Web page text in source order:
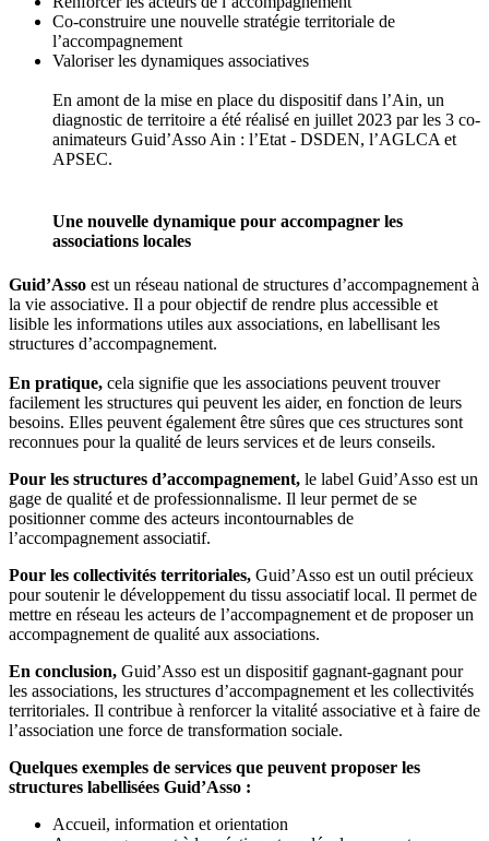
Co-construire une nouvelle stratégie territoriale de
l’accompagnement
Valoriser les dynamiques associatives
En amont de la mise en place du dispositif dans l’Ain, un
diagnostic de territoire a été réalisé en juillet 2023 par les 3 co-
animateurs Guid’Asso Ain : l’Etat - DSDEN, l’AGLCA et
APSEC.
Une nouvelle dynamique pour accompagner les
associations locales
Guid’Asso est un réseau national de structures d’accompagnement à
la vie associative. Il a pour objectif de rendre plus accessible et
lisible les informations utiles aux associations, en labellisant les
structures d’accompagnement.
En pratique, cela signifie que les associations peuvent trouver
facilement les structures qui peuvent les aider, en fonction de leurs
besoins. Elles peuvent également être sûres que ces structures sont
reconnues pour la qualité de leurs services et de leurs conseils.
Pour les structures d’accompagnement, le label Guid’Asso est un
gage de qualité et de professionnalisme. Il leur permet de se
positionner comme des acteurs incontournables de
l’accompagnement associatif.
Pour les collectivités territoriales, Guid’Asso est un outil précieux
pour soutenir le développement du tissu associatif local. Il permet de
mettre en réseau les acteurs de l’accompagnement et de proposer un
accompagnement de qualité aux associations.
En conclusion, Guid’Asso est un dispositif gagnant-gagnant pour
les associations, les structures d’accompagnement et les collectivités
territoriales. Il contribue à renforcer la vitalité associative et à faire de
l’association une force de transformation sociale.
Quelques exemples de services que peuvent proposer les
structures labellisées Guid’Asso :
Accueil, information et orientation